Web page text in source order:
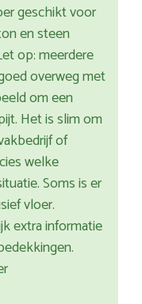
geschikt voor
en steen
op: meerdere
overweg met
om een
Het is slim om
of
welke
Soms is er
vloer.
extra informatie